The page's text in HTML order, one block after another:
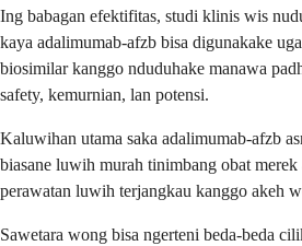
Ing babagan efektifitas, studi klinis wis
kaya adalimumab-afzb bisa digunakake
biosimilar kanggo nduduhake manawa
safety, kemurnian, lan potensi.
Kaluwihan utama saka adalimumab-afzb
biasane luwih murah tinimbang obat
perawatan luwih terjangkau kanggo akeh
Sawetara wong bisa ngerteni beda-beda